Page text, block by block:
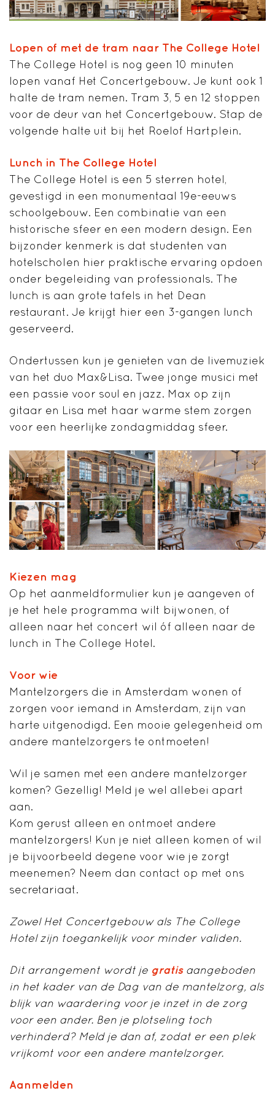
Lopen of met de tram naar The College Hotel
The College Hotel is nog geen 10 minuten
lopen vanaf Het Concertgebouw. Je kunt ook 1
halte de tram nemen. Tram 3, 5 en 12 stoppen
voor de deur van het Concertgebouw. Stap de
volgende halte uit bij het Roelof Hartplein.
Lunch in The College Hotel
The College Hotel is een 5 sterren hotel,
gevestigd in een monumentaal 19e-eeuws
schoolgebouw. Een combinatie van een
historische sfeer en een modern design. Een
bijzonder kenmerk is dat studenten van
hotelscholen hier praktische ervaring opdoen
onder begeleiding van professionals. The
lunch is aan grote tafels in het Dean
restaurant. Je krijgt hier een 3-gangen lunch
geserveerd.
Ondertussen kun je genieten van de livemuziek
van het duo Max&Lisa. Twee jonge musici met
een passie voor soul en jazz. Max op zijn
gitaar en Lisa met haar warme stem zorgen
voor een heerlijke zondagmiddag sfeer.
Kiezen mag
Op het aanmeldformulier kun je aangeven of
je het hele programma wilt bijwonen, of
alleen naar het concert wil óf alleen naar de
lunch in The College Hotel.
Voor wie
Mantelzorgers die in Amsterdam wonen of
zorgen voor iemand in Amsterdam, zijn van
harte uitgenodigd. Een mooie gelegenheid om
andere mantelzorgers te ontmoeten!
Wil je samen met een andere mantelzorger
komen? Gezellig! Meld je wel allebei apart
aan.
Kom gerust alleen en ontmoet andere
mantelzorgers! Kun je niet alleen komen of wil
je bijvoorbeeld degene voor wie je zorgt
meenemen? Neem dan contact op met ons
secretariaat.
Zowel Het Concertgebouw als The College
Hotel zijn toegankelijk voor minder validen.
Dit arrangement wordt je gratisaangeboden
in het kader van de Dag van de mantelzorg, als
blijk van waardering voor je inzet in de zorg
voor een ander. Ben je plotseling toch
verhinderd? Meld je dan af, zodat er een plek
vrijkomt voor een andere mantelzorger.
Aanmelden